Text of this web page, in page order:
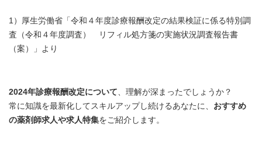
1）厚生労働省「令和４年度診療報酬改定の結果検証に係る特別調
査（令和４年度調査） リフィル処方箋の実施状況調査報告書
（案）」より
2024年診療報酬改定について、理解が深まったでしょうか？
常に知識を最新化してスキルアップし続けるあなたに、 おすすめ
の薬剤師求人や求人特集をご紹介します。